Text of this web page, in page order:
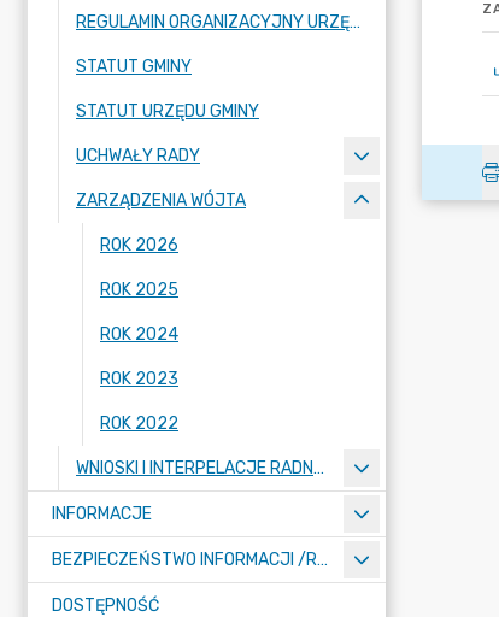
REGULAMIN ORGANIZACYJNY URZĘDU GMINY
STATUT GMINY
STATUT URZĘDU GMINY
UCHWAŁY RADY
ZARZĄDZENIA WÓJTA
ROK 2026
ROK 2025
ROK 2024
ROK 2023
ROK 2022
WNIOSKI I INTERPELACJE RADNYCH
INFORMACJE
BEZPIECZEŃSTWO INFORMACJI /RODO/
DOSTĘPNOŚĆ